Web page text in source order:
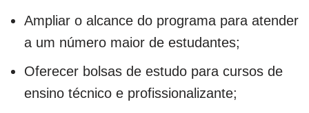
Ampliar o alcance do programa para atender
a um número maior de estudantes;
Oferecer bolsas de estudo para cursos de
ensino técnico e profissionalizante;